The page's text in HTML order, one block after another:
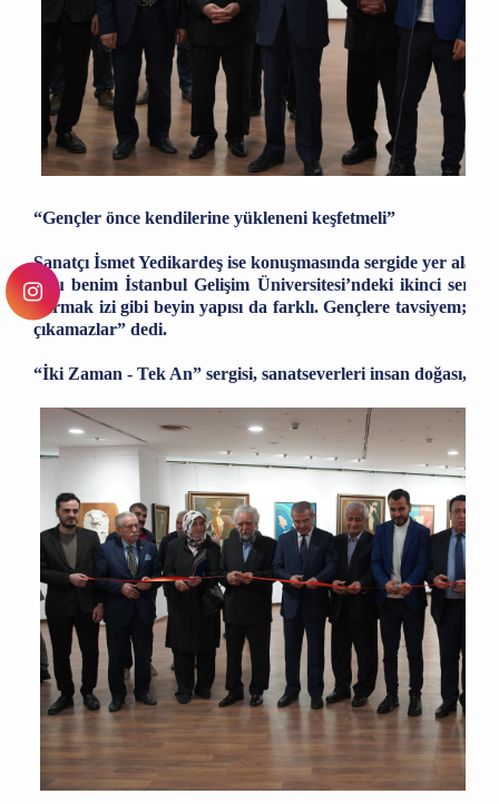
“Gençler önce kendilerine yükleneni keşfetmeli”
Sanatçı İsmet Yedikardeş ise konuşmasında sergide yer
“Bu benim İstanbul Gelişim Üniversitesi’ndeki ikinci
parmak izi gibi beyin yapısı da farklı. Gençlere tavsiyem;
çıkamazlar” dedi.
“İki Zaman - Tek An” sergisi, sanatseverleri insan doğası,